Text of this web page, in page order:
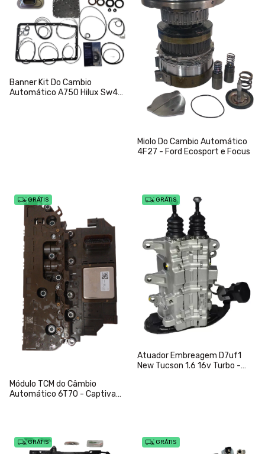
Banner Kit Do Cambio
Automático A750 Hilux Sw4
Miolo Do Cambio Automático
4F27 - Ford Ecosport e Focus
GRÁTIS
Módulo TCM do Câmbio
Automático 6T70 - Captiva
GRÁTIS
Atuador Embreagem D7uf1
New Tucson 1.6 16v Turbo -
GRÁTIS GRÁTIS